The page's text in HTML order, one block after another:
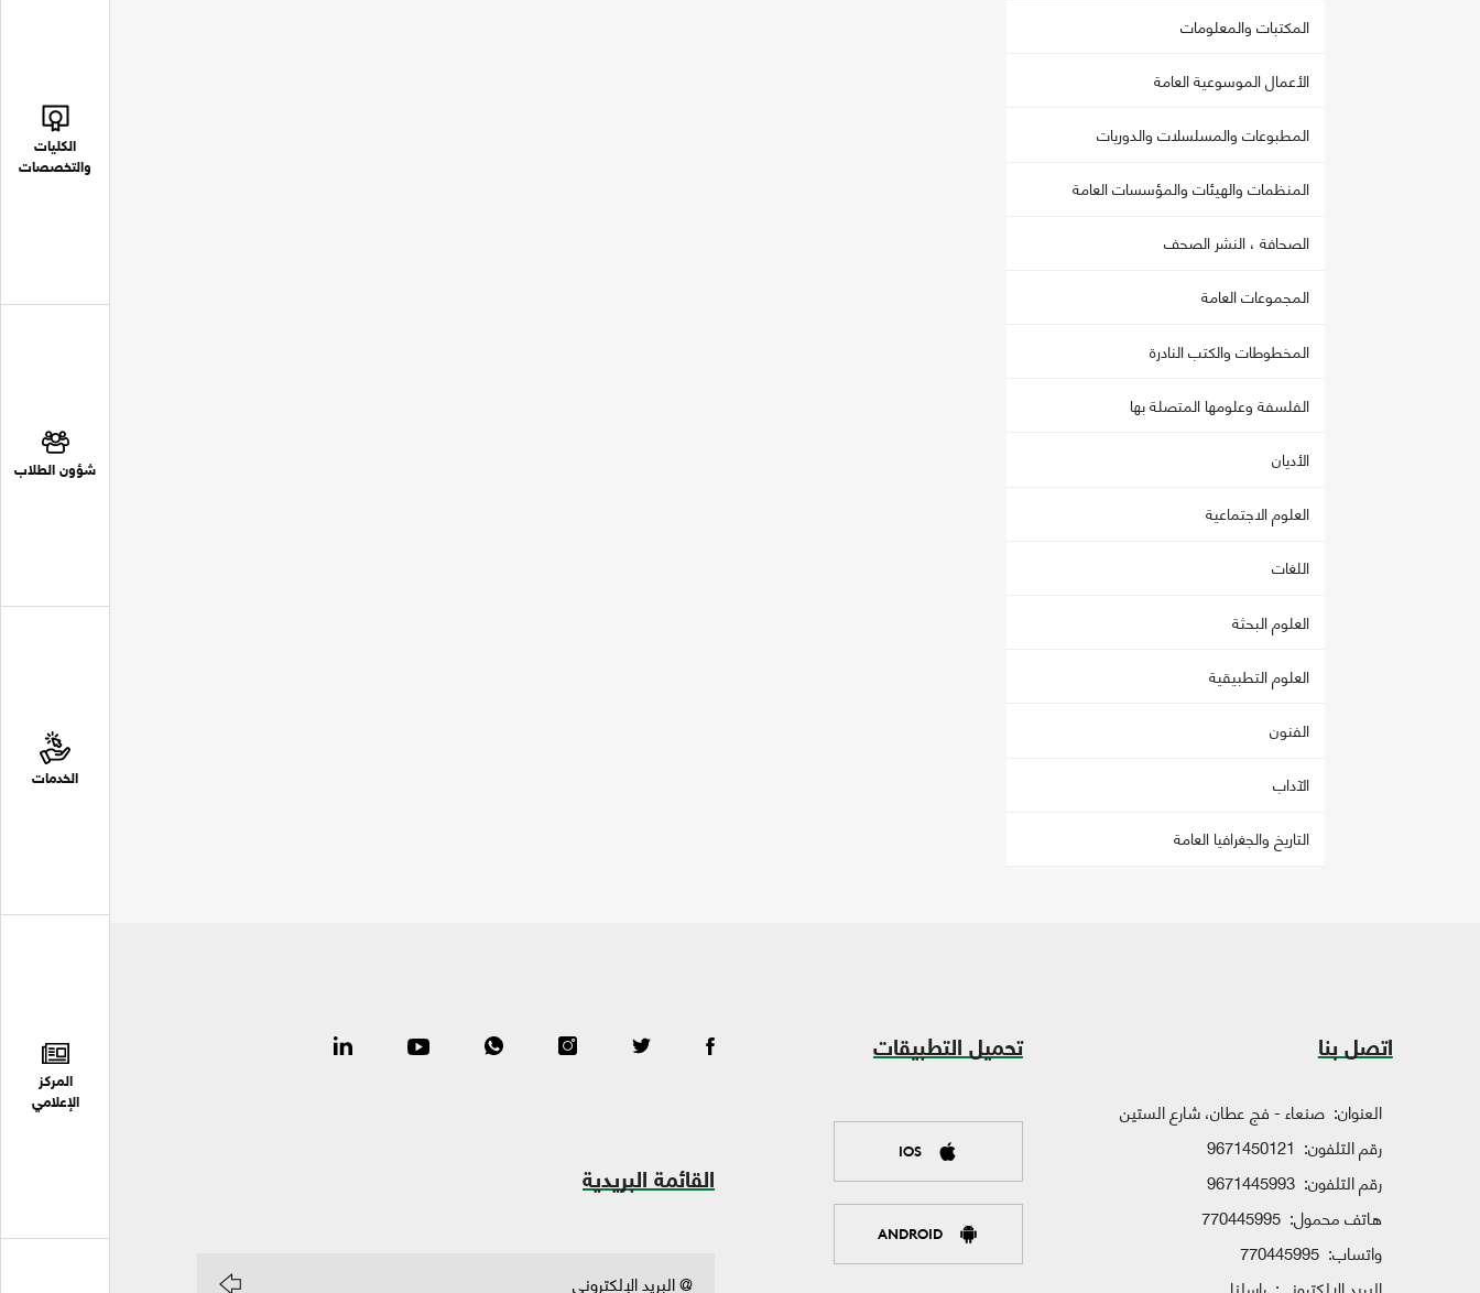
الكليات
والتخصصات
شؤون الطلاب
الخدمات
المركز
الإعلامي
المكتبات والمعلومات
الأعمال الموسوعية العامة
المطبوعات والمسلسلات والدوريات
المنظمات والهيئات والمؤسسات العامة
الصحافة ، النشر الصحف
المجموعات العامة
المخطوطات والكتب النادرة
الفلسفة وعلومها المتصلة بها
الأديان
العلوم الاجتماعية
اللغات
العلوم البحثة
العلوم التطبيقية
الفنون
الآداب
التاريخ والجغرافيا العامة
اتصل بنا
العنوان: صنعاء - فج عطان، شارع الستين
رقم التلفون: 9671450121
رقم التلفون: 9671445993
هاتف محمول: 770445995
واتساب: 770445995
تحميل التطبيقات
IOS
ANDROID
القائمة البريدية